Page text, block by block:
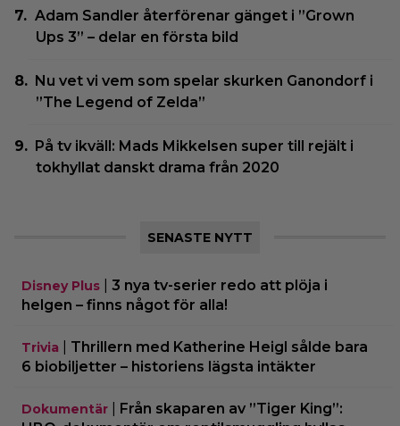
Adam Sandler återförenar gänget i ”Grown
Ups 3” – delar en första bild
Nu vet vi vem som spelar skurken Ganondorf i
”The Legend of Zelda”
På tv ikväll: Mads Mikkelsen super till rejält i
tokhyllat danskt drama från 2020
SENASTE NYTT
Disney Plus
3 nya tv-serier redo att plöja i
helgen – finns något för alla!
Trivia
Thrillern med Katherine Heigl sålde bara
6 biobiljetter – historiens lägsta intäkter
Dokumentär
Från skaparen av ”Tiger King”: